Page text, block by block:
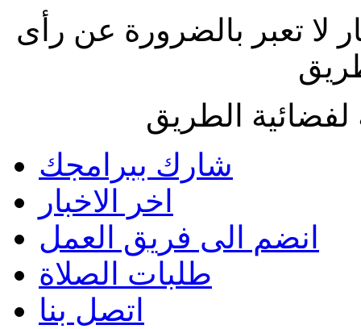
لا تعبر بالضرورة عن رأى
الطريق
شارك ببرامجك
اخر الاخبار
انضم الى فريق العمل
طلبات الصلاة
اتصل بنا